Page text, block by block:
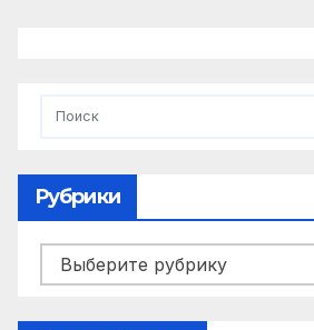
Рубрики
Рубрики